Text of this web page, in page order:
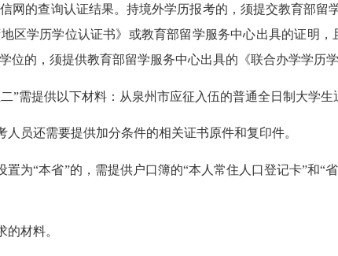
网的查询认证结果。持境外学历报考的，须提交教育部
区学历学位认证书》或教育部留学服务中心出具的证明
位的，须提供教育部留学服务中心出具的《联合办学学历
”需提供以下材料：从泉州市应征入伍的普通全日制大学生
人员还需要提供加分条件的相关证书原件和复印件。
置为“本省”的，需提供户口簿的“本人常住人口登记卡”和“
的材料。